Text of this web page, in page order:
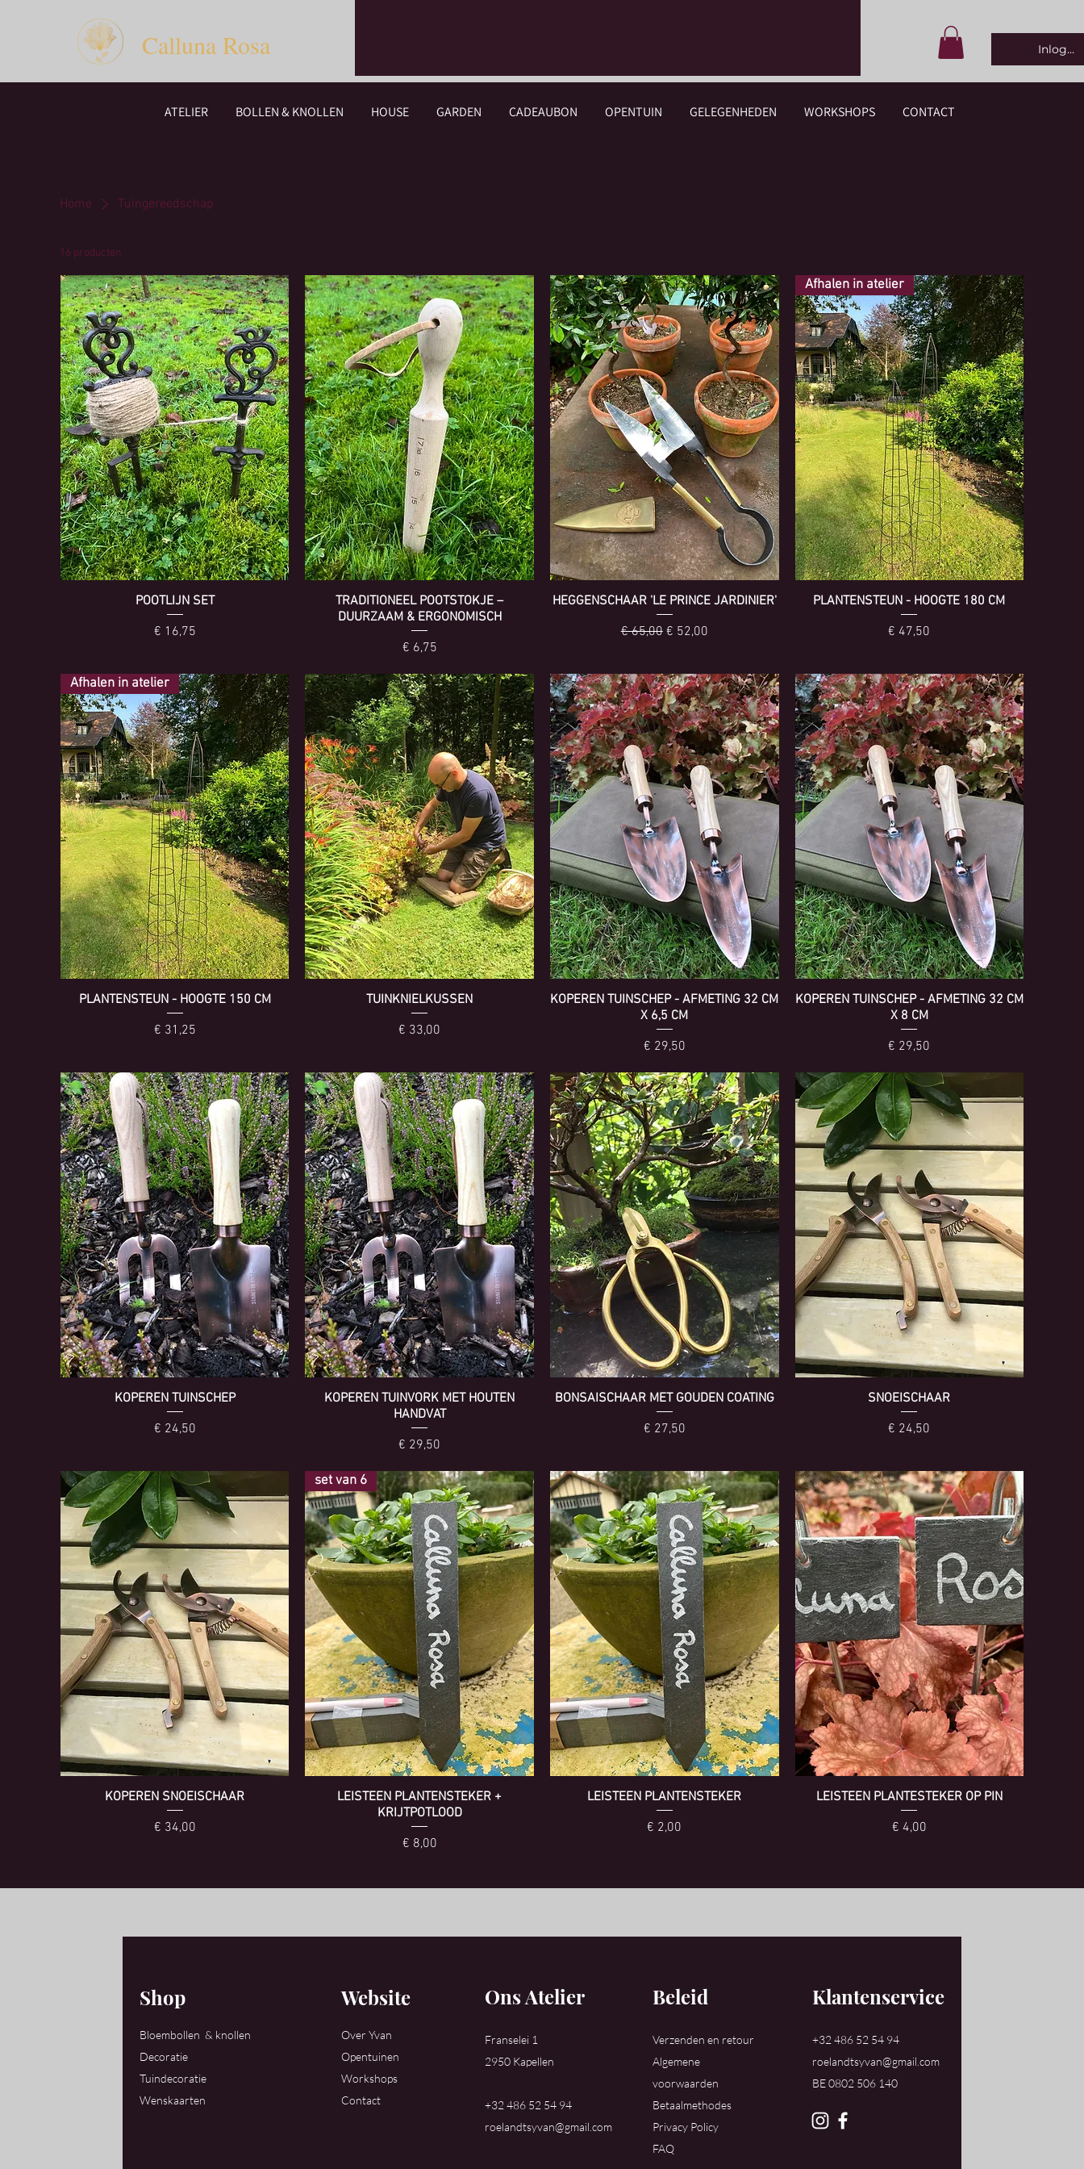
Calluna Rosa
ATELIER BOLLEN & KNOLLEN HOUSE GARDEN CADEAUBON OPENTUIN GELEGENHEDEN WORKSHOPS CONTACT
Home Tuingereedschap
16 producten
POOTLIJN SET
Prijs
€ 16,75
TRADITIONEEL POOTSTOKJE –
DUURZAAM & ERGONOMISCH
Prijs
€ 6,75
HEGGENSCHAAR 'LE PRINCE JARDINIER'
Normale prijs
€ 65,00 Verkoopprijs
€ 52,00
Afhalen in atelier
PLANTENSTEUN - HOOGTE 180 CM
Prijs
€ 47,50
Afhalen in atelier
PLANTENSTEUN - HOOGTE 150 CM
Prijs
€ 31,25
TUINKNIELKUSSEN
Prijs
€ 33,00
KOPEREN TUINSCHEP - AFMETING 32 CM
X 6,5 CM
Prijs
€ 29,50
KOPEREN TUINSCHEP - AFMETING 32 CM
X 8 CM
Prijs
€ 29,50
KOPEREN TUINSCHEP
Prijs
€ 24,50
KOPEREN TUINVORK MET HOUTEN
HANDVAT
Prijs
€ 29,50
BONSAISCHAAR MET GOUDEN COATING
Prijs
€ 27,50
SNOEISCHAAR
Prijs
€ 24,50
KOPEREN SNOEISCHAAR
Prijs
€ 34,00
set van 6
LEISTEEN PLANTENSTEKER +
KRIJTPOTLOOD
Prijs
€ 8,00
LEISTEEN PLANTENSTEKER
Prijs
€ 2,00
LEISTEEN PLANTESTEKER OP PIN
Prijs
€ 4,00
Shop
Bloembollen & knollen
Decoratie
Tuindecoratie
Wenskaarten
Website
Over Yvan
Opentuinen
Workshops
Contact
Ons Atelier
Franselei 1
2950 Kapellen
+32 486 52 54 94
roelandtsyvan@gmail.com
Beleid
Verzenden en retour
Algemene
voorwaarden
Betaalmethodes
Privacy Policy
FAQ
Klantenservice
+32 486 52 54 94
roelandtsyvan@gmail.com
​BE 0802 506 140